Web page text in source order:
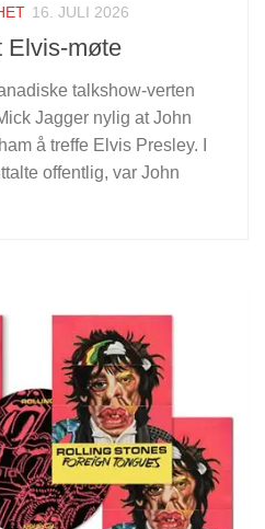
16. JULI 2026
Elvis-møte
talkshow-verten
Jagger nylig at John
å treffe Elvis Presley. I
offentlig, var John